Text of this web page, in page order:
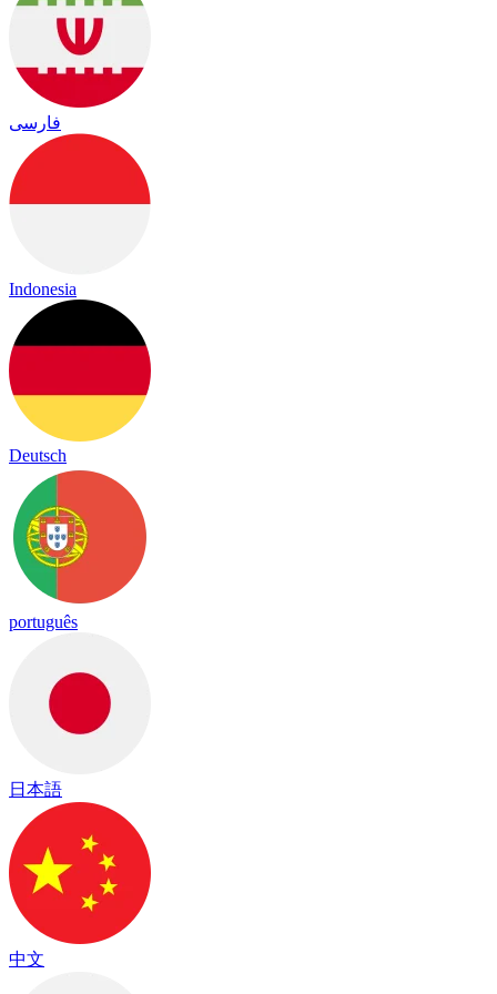
فارسی
Indonesia
Deutsch
português
日本語
中文